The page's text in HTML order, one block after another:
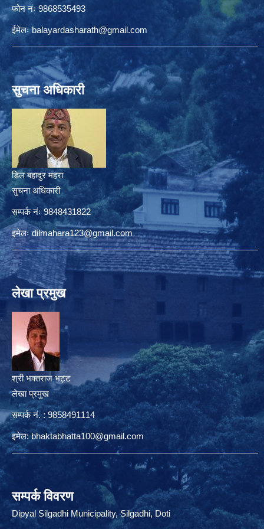
फोन नंः 9868535493
ईमेलःbalayardasharath@gmail.com
सुचना अधिकारी
डिल बहादुर महरा
सुचना अधिकारी
सम्पर्क नंः 9848431822
इमेलःdilmahara123@gmail.com
लेखा प्रमुख
श्री भक्तराज भट्ट
लेखा प्रमुख
सम्पर्क नं. : 9858491114
इमेल:bhaktabhatta100@gmail.com
सम्पर्क विवरण
Dipyal Silgadhi Municipality, Silgadhi, Doti